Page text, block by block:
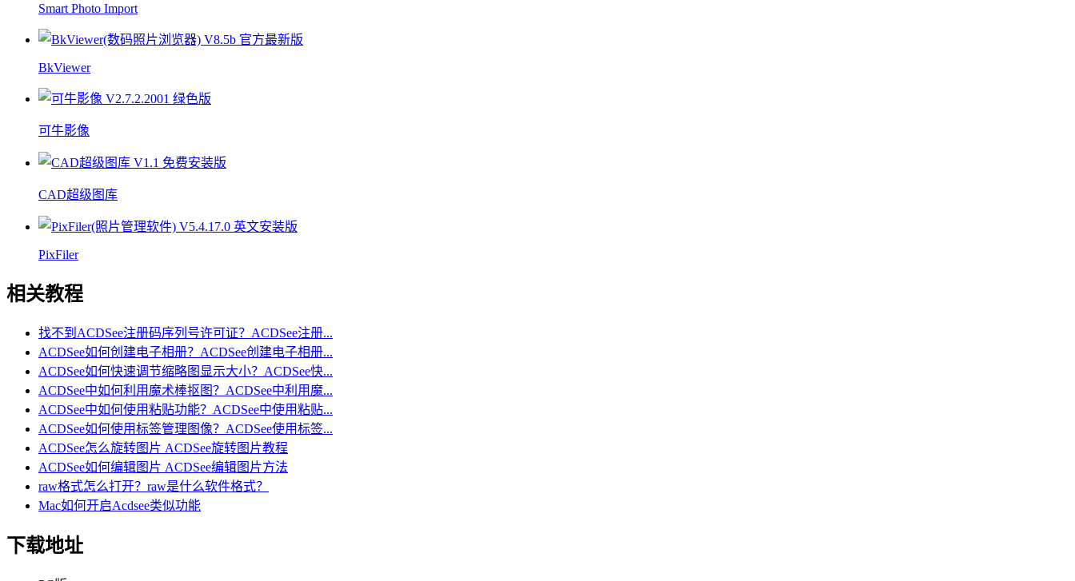
Smart Photo Import
BkViewer
可牛影像
CAD超级图库
PixFiler
相关教程
找不到ACDSee注册码序列号许可证？ACDSee注册...
ACDSee如何创建电子相册？ACDSee创建电子相册...
ACDSee如何快速调节缩略图显示大小？ACDSee快...
ACDSee中如何利用魔术棒抠图？ACDSee中利用魔...
ACDSee中如何使用粘贴功能？ACDSee中使用粘贴...
ACDSee如何使用标签管理图像？ACDSee使用标签...
ACDSee怎么旋转图片 ACDSee旋转图片教程
ACDSee如何编辑图片 ACDSee编辑图片方法
raw格式怎么打开？raw是什么软件格式？
Mac如何开启Acdsee类似功能
下载地址